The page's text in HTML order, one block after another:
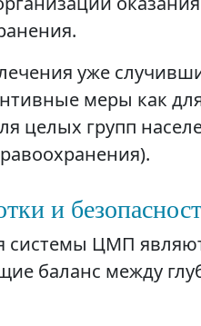
уже
меры как
целых групп
и
ЦМП
баланс между